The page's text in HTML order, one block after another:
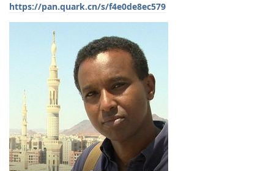
https://pan.quark.cn/s/f4e0de8ec579